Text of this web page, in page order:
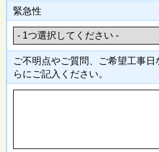
緊急性
ご不明点やご質問、ご希望工事日
らにご記入 ください。